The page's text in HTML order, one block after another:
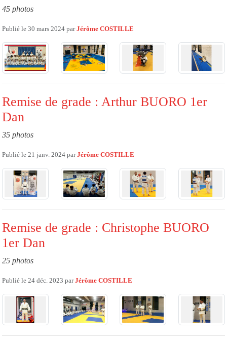
45 photos
Publié le 30 mars 2024 parJérôme COSTILLE
Remise de grade : Arthur BUORO 1er
Dan
35 photos
Publié le 21 janv. 2024 parJérôme COSTILLE
Remise de grade : Christophe BUORO
1er Dan
25 photos
Publié le 24 déc. 2023 parJérôme COSTILLE